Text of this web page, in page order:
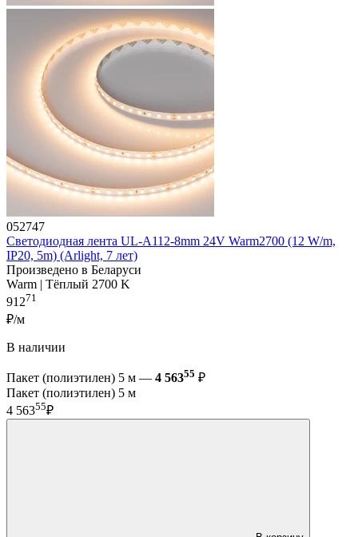
052747
Светодиодная лента UL-A112-8mm 24V Warm2700 (12 W/m,
IP20, 5m) (Arlight, 7 лет)
Произведено в Беларуси
Warm | Тёплый 2700 K
91271
₽/м
В наличии
Пакет (полиэтилен) 5 м — 4 56355 ₽
Пакет (полиэтилен) 5 м
4 56355₽